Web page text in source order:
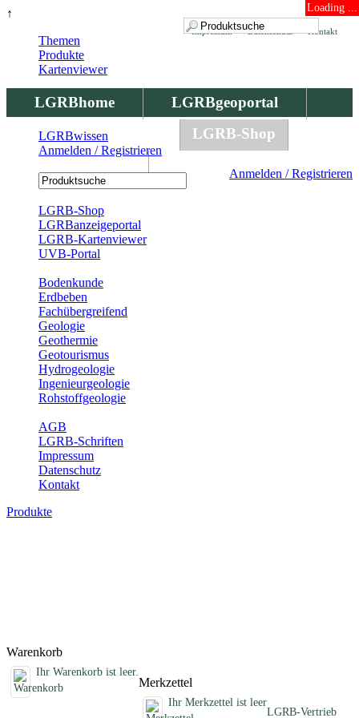
↑ Loading ...
Kontakt
Datenschutz
Impressum
LGRBhome
LGRBgeoportal
LGRBbohrungen
LGRB-Shop
Anmelden / Registrieren
Themen
Produkte
Kartenviewer
LGRBwissen
Anmelden / Registrieren
LGRB-Shop
LGRBanzeigeportal
LGRB-Kartenviewer
UVB-Portal
Bodenkunde
Erdbeben
Fachübergreifend
Geologie
Geothermie
Geotourismus
Hydrogeologie
Ingenieurgeologie
Rohstoffgeologie
AGB
LGRB-Schriften
Impressum
Datenschutz
Kontakt
Produkte
Warenkorb
Ihr Warenkorb ist leer.
Merkzettel
Ihr Merkzettel ist leer
LGRB-Vertrieb